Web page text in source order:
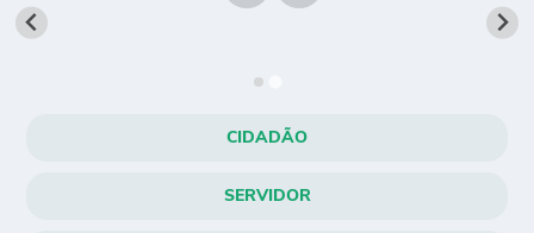
FORMULÁRIOS
CIDADÃO
SERVIDOR